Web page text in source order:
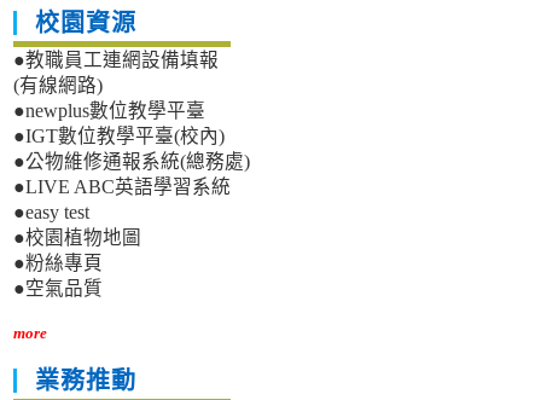
校園資源
●教職員工連網設備填報
(有線網路)
●newplus數位教學平臺
●IGT數位教學平臺(校內)
●公物維修通報系統(總務處)
●LIVE ABC英語學習系統
●easy test
●校園植物地圖
●粉絲專頁
●空氣品質
more
業務推動